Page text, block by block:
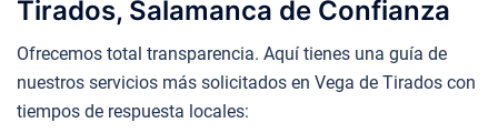
Tirados, Salamanca de Confianza
Ofrecemos total transparencia. Aquí tienes una guía de
nuestros servicios más solicitados en Vega de Tirados con
tiempos de respuesta locales: